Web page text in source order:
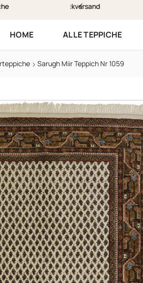
HOME ALLE TEPPICHE
Sarugh Miir Teppich Nr 1059